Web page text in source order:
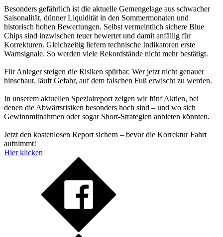
Besonders gefährlich ist die aktuelle Gemengelage aus schwacher
Saisonalität, dünner Liquidität in den Sommermonaten und
historisch hohen Bewertungen. Selbst vermeintlich sichere Blue
Chips sind inzwischen teuer bewertet und damit anfällig für
Korrekturen. Gleichzeitig liefern technische Indikatoren erste
Warnsignale. So werden viele Rekordstände nicht mehr bestätigt.
Für Anleger steigen die Risiken spürbar. Wer jetzt nicht genauer
hinschaut, läuft Gefahr, auf dem falschen Fuß erwischt zu werden.
In unserem aktuellen Spezialreport zeigen wir fünf Aktien, bei
denen die Abwärtsrisiken besonders hoch sind – und wo sich
Gewinnmitnahmen oder sogar Short-Strategien anbieten könnten.
Jetzt den kostenlosen Report sichern – bevor die Korrektur Fahrt
aufnimmt!
Hier klicken